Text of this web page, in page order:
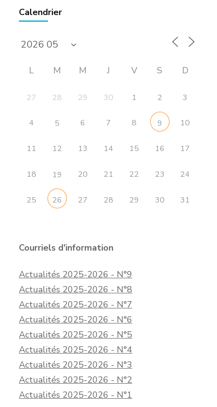
Calendrier
L M M J V S D
27 28 29 30 1 2 3
4 5 6 7 8 9 10
11 12 13 14 15 16 17
18 19 20 21 22 23 24
25 26 27 28 29 30 31
Courriels d'information
Actualités 2025-2026 - N°9
Actualités 2025-2026 - N°8
Actualités 2025-2026 - N°7
Actualités 2025-2026 - N°6
Actualités 2025-2026 - N°5
Actualités 2025-2026 - N°4
Actualités 2025-2026 - N°3
Actualités 2025-2026 - N°2
Actualités 2025-2026 - N°1